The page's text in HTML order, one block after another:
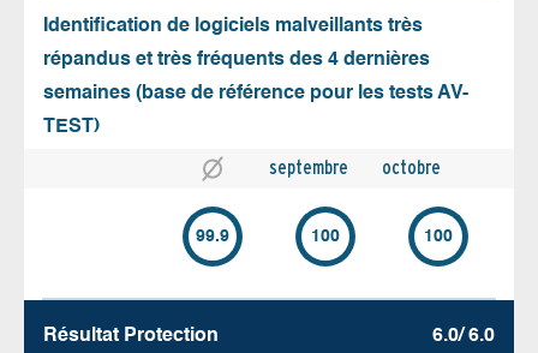
Identification de logiciels malveillants très
répandus et très fréquents des 4 dernières
semaines (base de référence pour les tests AV-
TEST)
septembre octobre
99.9 100 100
Résultat Protection 6.0/ 6.0